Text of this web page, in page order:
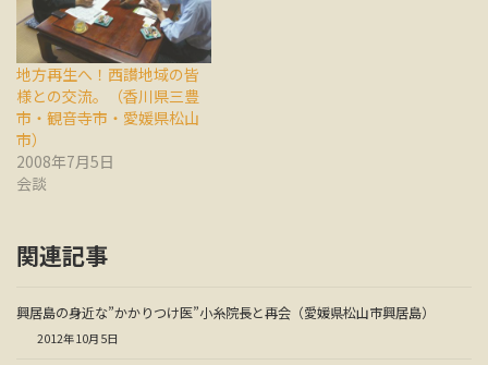
地方再生へ！西讃地域の皆
様との交流。（香川県三豊
市・観音寺市・愛媛県松山
市）
2008年7月5日
会談
関連記事
興居島の身近な”かかりつけ医”小糸院長と再会（愛媛県松山市興居島）
2012年10月5日